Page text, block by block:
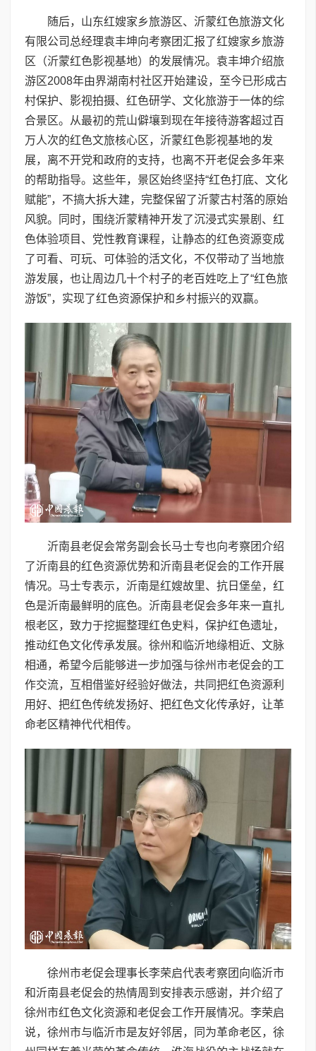
随后，山东红嫂家乡旅游区、沂蒙红色旅游文化
有限公司总经理袁丰坤向考察团汇报了红嫂家乡旅游
区（沂蒙红色影视基地）的发展情况。袁丰坤介绍旅
游区2008年由界湖南村社区开始建设，至今已形成古
村保护、影视拍摄、红色研学、文化旅游于一体的综
合景区。从最初的荒山僻壤到现在年接待游客超过百
万人次的红色文旅核心区，沂蒙红色影视基地的发
展，离不开党和政府的支持，也离不开老促会多年来
的帮助指导。这些年，景区始终坚持“红色打底、文化
赋能”，不搞大拆大建，完整保留了沂蒙古村落的原始
风貌。同时，围绕沂蒙精神开发了沉浸式实景剧、红
色体验项目、党性教育课程，让静态的红色资源变成
了可看、可玩、可体验的活文化，不仅带动了当地旅
游发展，也让周边几十个村子的老百姓吃上了“红色旅
游饭”，实现了红色资源保护和乡村振兴的双赢。
沂南县老促会常务副会长马士专也向考察团介绍
了沂南县的红色资源优势和沂南县老促会的工作开展
情况。马士专表示，沂南是红嫂故里、抗日堡垒，红
色是沂南最鲜明的底色。沂南县老促会多年来一直扎
根老区，致力于挖掘整理红色史料，保护红色遗址，
推动红色文化传承发展。徐州和临沂地缘相近、文脉
相通，希望今后能够进一步加强与徐州市老促会的工
作交流，互相借鉴好经验好做法，共同把红色资源利
用好、把红色传统发扬好、把红色文化传承好，让革
命老区精神代代相传。
徐州市老促会理事长李荣启代表考察团向临沂市
和沂南县老促会的热情周到安排表示感谢，并介绍了
徐州市红色文化资源和老促会工作开展情况。李荣启
说，徐州市与临沂市是友好邻居，同为革命老区，徐